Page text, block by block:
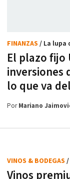
El plazo fijo
inversiones
lo que va
FINANZAS / La lupa
PorMariano
Vinos
VINOS & BODEGAS /